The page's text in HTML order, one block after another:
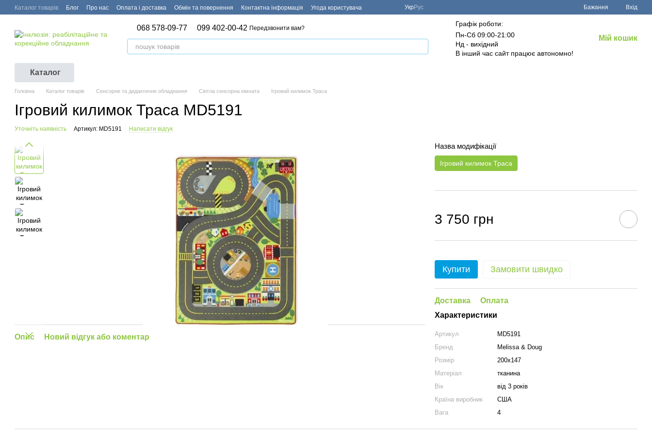
Перейти до основного контенту
Каталог товарів Блог Про нас Оплата і доставка Обмін та повернення Контактна інформація Угода користувача УкрРус Бажання Вхід
068 578-09-77 099 402-00-42 Передзвонити вам?
Графік роботи:
Пн-Сб 09:00-21:00
Нд - вихідний
В інший час сайт працює автономно!
Мій кошик
Каталог
Головна Каталог товарів Сенсорне та дидактичне обладнання Світла сенсорна кімната Ігровий килимок Траса
Ігровий килимок Траса MD5191
Уточніть наявність Артикул: MD5191 Написати відгук
Опис Новий відгук або коментар
Назва модифікації
Ігровий килимок Траса
3 750 грн
Купити Замовити швидко
Доставка
Оплата
Характеристики
Артикул
MD5191
Бренд
Melissa & Doug
Розмір
200х147
Матеріал
тканина
Вік
від 3 років
Країна виробник
США
Вага
4